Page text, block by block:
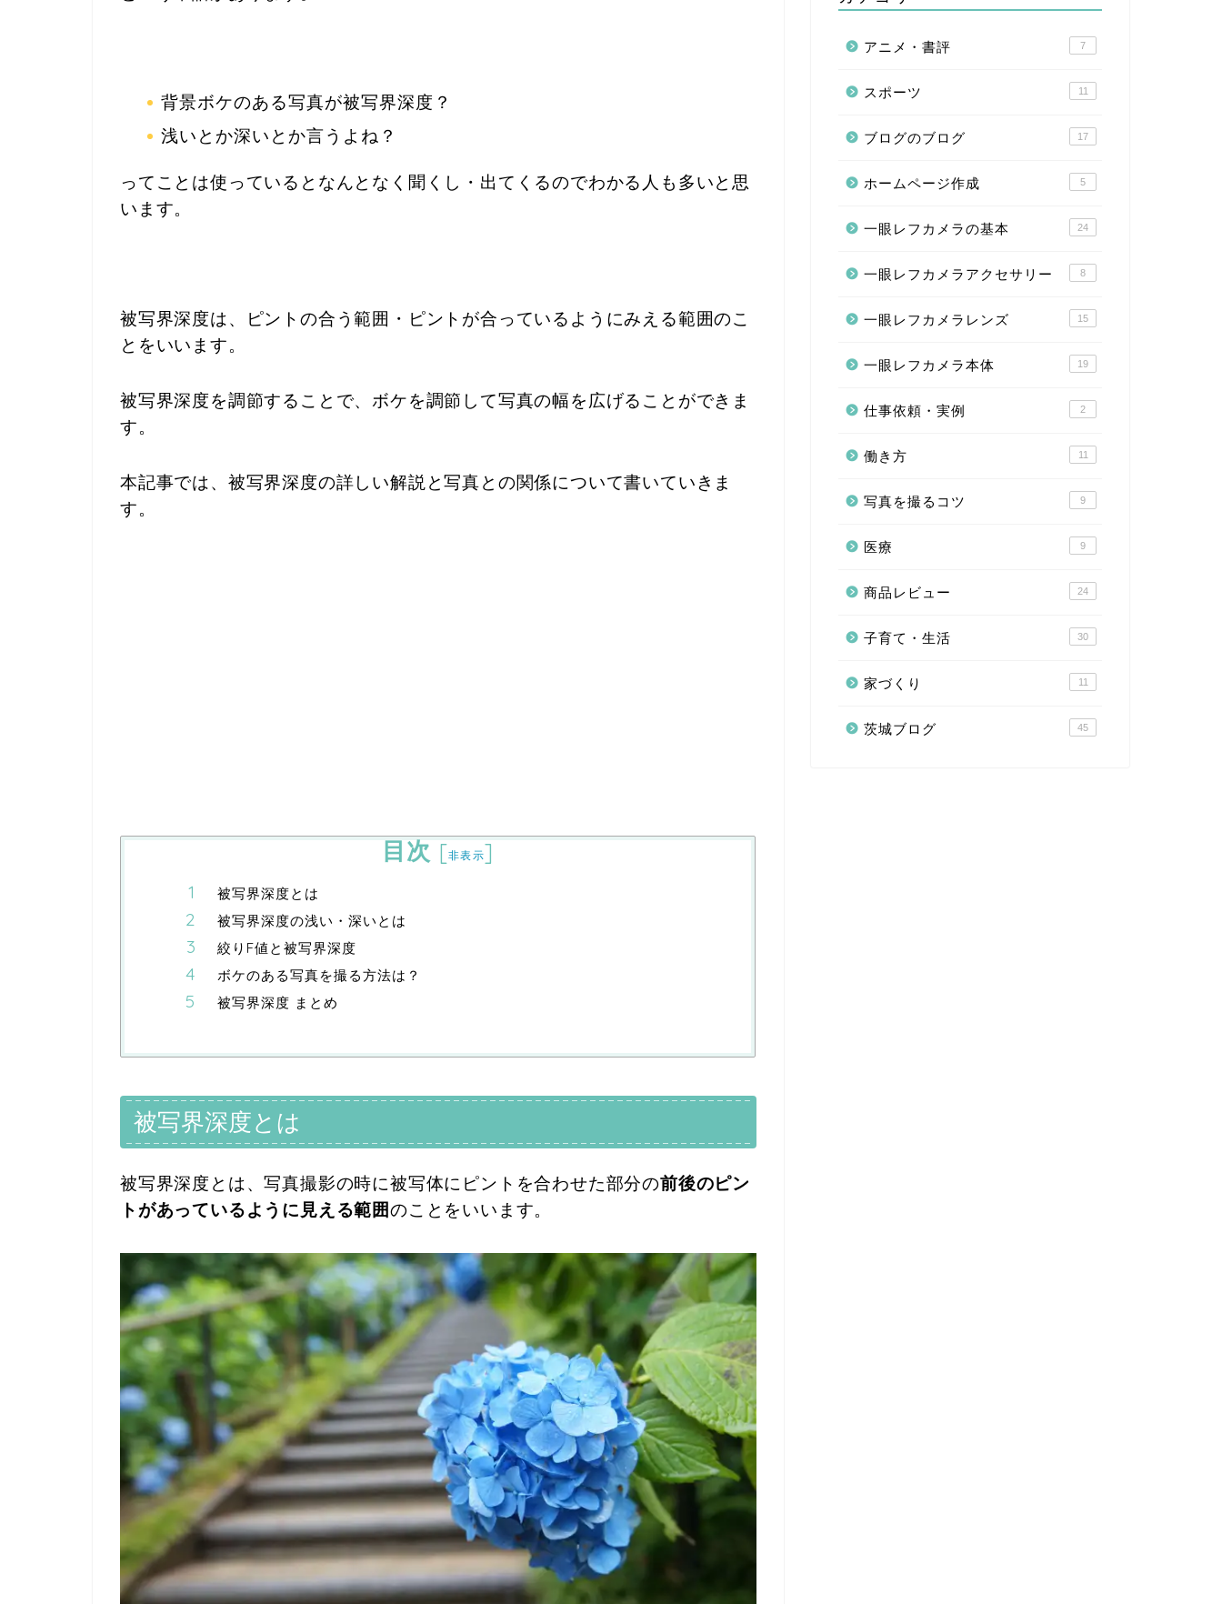
背景ボケのある写真が被写界深度？
浅いとか深いとか言うよね？
ってことは使っているとなんとなく聞くし・出てくるのでわかる人も多いと思
います。
被写界深度は、ピントの合う範囲・ピントが合っているようにみえる範囲のこ
とをいいます。
被写界深度を調節することで、ボケを調節して写真の幅を広げることができま
す。
本記事では、被写界深度の詳しい解説と写真との関係について書いていきま
す。
目次 [非表示]
被写界深度とは
被写界深度の浅い・深いとは
絞りF値と被写界深度
ボケのある写真を撮る方法は？
被写界深度 まとめ
被写界深度とは
被写界深度とは、写真撮影の時に被写体にピントを合わせた部分の前後のピン
トがあっているように見える範囲のことをいいます。
アニメ・書評 7
スポーツ 11
ブログのブログ 17
ホームページ作成 5
一眼レフカメラの基本 24
一眼レフカメラアクセサリー 8
一眼レフカメラレンズ 15
一眼レフカメラ本体 19
仕事依頼・実例 2
働き方 11
写真を撮るコツ 9
医療 9
商品レビュー 24
子育て・生活 30
家づくり 11
茨城ブログ 45